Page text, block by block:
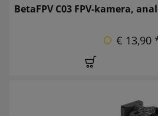
BetaFPV C03 FPV-kamera,
€ 13,90